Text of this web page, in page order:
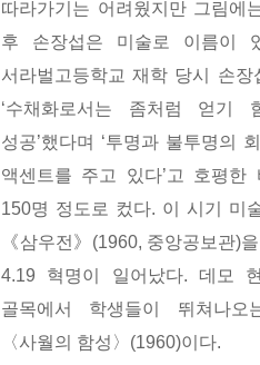
따라가기는 어려웠지만 그림에
후 손장섭은 미술로 이름이
서라벌고등학교 재학 당시 손
‘수채화로서는 좀처럼 얻기
성공’했다며 ‘투명과 불투명의
액센트를 주고 있다’고 호평한
150명 정도로 컸다. 이 시기 미
《삼우전》 (1960, 중앙공보관)
4.19 혁명이 일어났다. 데모
골목에서 학생들이 뛰쳐나
〈사월의 함성〉 (1960)이다.